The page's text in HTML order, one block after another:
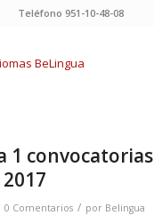
Teléfono 951-10-48-08
1 convocatorias
0 Comentarios / por Belingua